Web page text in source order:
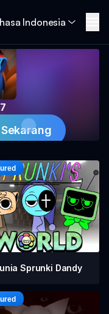
Indonesia
Sprunki Dandy